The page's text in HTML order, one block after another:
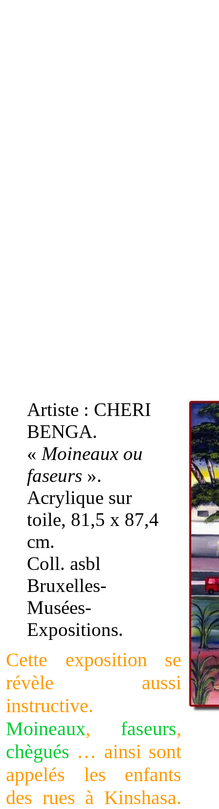
Artiste : CHERI
BENGA.
« Moineaux ou
faseurs ».
Acrylique sur
toile, 81,5 x 87,4
cm.
Coll. asbl
Bruxelles-
Musées-
Expositions.
Cette exposition se
révèle aussi
instructive.
Moineaux, faseurs,
chègués … ainsi sont
appelés les enfants
des rues à Kinshasa.